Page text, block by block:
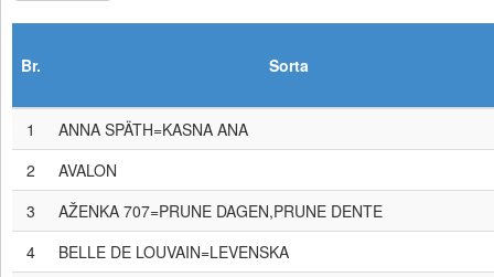
Br. Sorta
1
ANNA SPÄTH=KASNA ANA
2
AVALON
3
AŽENKA 707=PRUNE DAGEN,PRUNE DENTE
4
BELLE DE LOUVAIN=LEVENSKA